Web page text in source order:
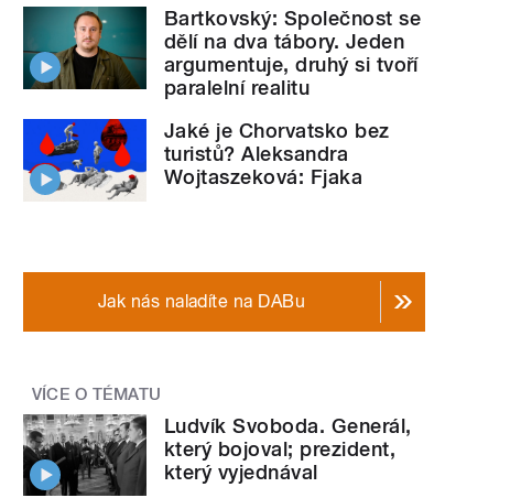
Bartkovský: Společnost se
dělí na dva tábory. Jeden
argumentuje, druhý si tvoří
paralelní realitu
Jaké je Chorvatsko bez
turistů? Aleksandra
Wojtaszeková: Fjaka
Jak nás naladíte na DABu
VÍCE O TÉMATU
Ludvík Svoboda. Generál,
který bojoval; prezident,
který vyjednával